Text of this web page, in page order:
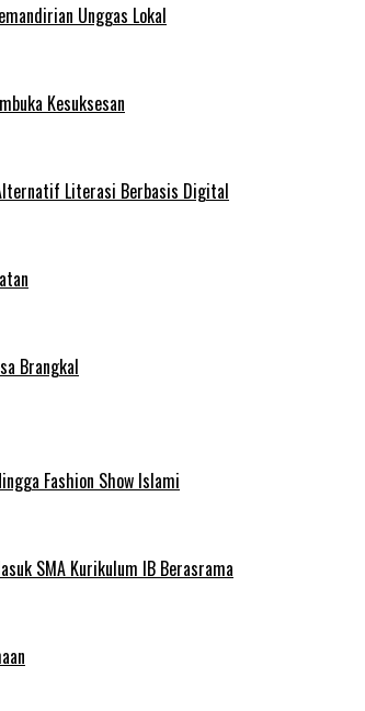
Unggas Lokal
Kesuksesan
Literasi Berbasis Digital
Brangkal
Fashion Show Islami
SMA Kurikulum IB Berasrama